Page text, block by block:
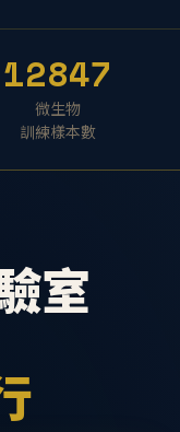
12847
微生物
訓練樣本數
室